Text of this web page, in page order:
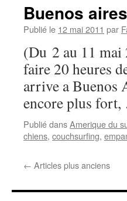
Buenos
Publié le 12 mai 2011 par
(Du 2 au 11 mai
faire 20 heures
arrive a Buenos
encore plus
Publié dansAmerique du
chiens, couchsurfing,
← Articles plus anciens